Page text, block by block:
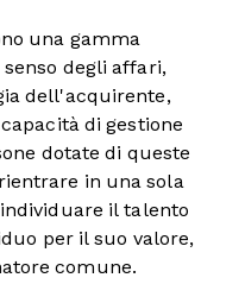
una gamma
degli affari,
dell'acquirente,
di gestione
dotate di queste
in una sola
il talento
per il suo valore,
comune.